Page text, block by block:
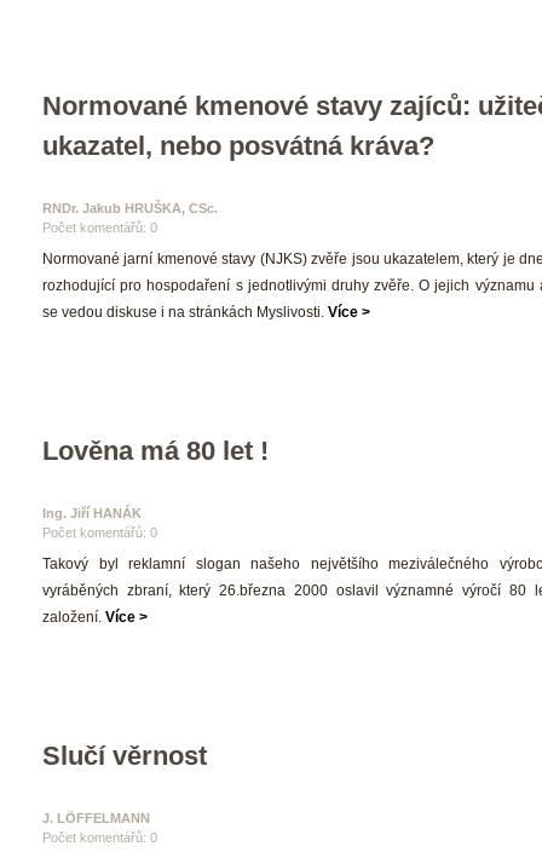
Normované kmenové stavy zajíců:
ukazatel, nebo posvátná kráva?
RNDr. Jakub HRUŠKA, CSc.
Počet komentářů: 0
Normované jarní kmenové stavy (NJKS) zvěře jsou ukazatelem, který je
rozhodující pro hospodaření s jednotlivými druhy zvěře. O jejich významu
e vedou diskuse i na stránkách Myslivosti. Více >
Lověna má 80 let !
Ing. Jiří HANÁK
Počet komentářů: 0
Takový byl reklamní slogan našeho největšího meziválečného
vyráběných zbraní, který 26.března 2000 oslavil významné výročí 80
založení. Více >
Slučí věrnost
J. LÖFFELMANN
Počet komentářů: 0